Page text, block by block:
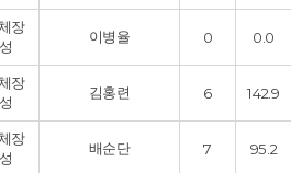
장
이병율 0 0.0
장
김홍련 6 142.9
장
배순단 7 95.2